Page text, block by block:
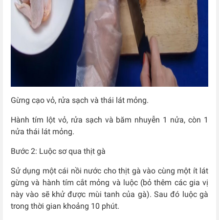
Gừng cạo vỏ, rửa sạch và thái lát mỏng.
Hành tím lột vỏ, rửa sạch và băm nhuyễn 1 nửa, còn 1
nửa thái lát mỏng.
Bước 2: Luộc sơ qua thịt gà
Sử dụng một cái nồi nước cho thịt gà vào cùng một ít lát
gừng và hành tím cắt mỏng và luộc (bỏ thêm các gia vị
này vào sẽ khử được mùi tanh của gà). Sau đó luộc gà
trong thời gian khoảng 10 phút.